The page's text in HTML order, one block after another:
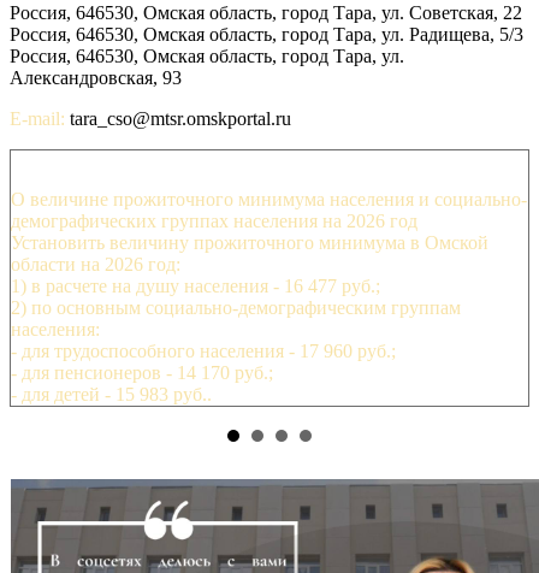
Россия, 646530, Омская область, город Тара, ул. Советская, 22
Россия, 646530, Омская область, город Тара, ул. Радищева, 5/3
Россия, 646530, Омская область, город Тара, ул.
Александровская, 93
E-mail: tara_cso@mtsr.omskportal.ru
О величине прожиточного минимума населения и социально-
демографических группах населения на 2026 год
Установить величину прожиточного минимума в Омской
области на 2026 год:
1) в расчете на душу населения - 16 477 руб.;
2) по основным социально-демографическим группам
населения:
- для трудоспособного населения - 17 960 руб.;
- для пенсионеров - 14 170 руб.;
- для детей - 15 983 руб..